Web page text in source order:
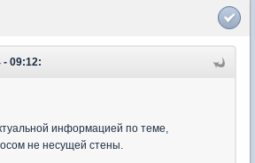
- 09:12:
информацией по теме,
не несущей стены.